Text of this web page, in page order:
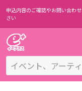
申込内容のご確認やお問い合わせ
さい